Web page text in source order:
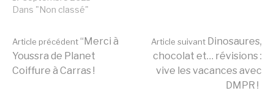
Dans "Non classé"
Lire
Article précédent“Merci à
Youssra de Planet
Coiffure à Carras !
Article suivant Dinosaures,
chocolat et… révisions :
vive les vacances avec
DMPR !